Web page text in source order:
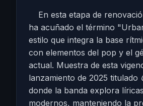
En esta etapa de
ha acuñado el término
estilo que integra la base
con elementos del pop y el
actual. Muestra de esta
lanzamiento de 2025 titulado
donde la banda explora
modernos, manteniendo la